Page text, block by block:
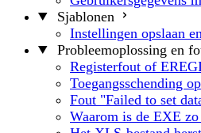
Sjablonen
Instellingen opslaan
Probleemoplossing en
Registerfout of
Toegangsschending
Fout "Failed to set
Waarom is de EXE